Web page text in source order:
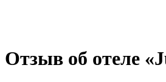
Отзыв об отеле